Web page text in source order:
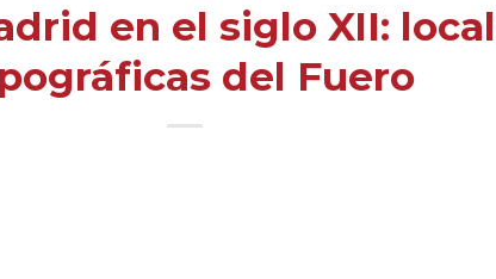
en el siglo XII:
del Fuero